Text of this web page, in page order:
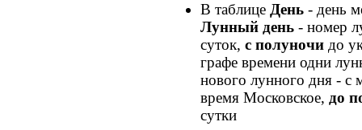
В таблице День- день
Лунный день- номер
суток, с полуночи до
графе времени одни
нового лунного дня - с
время Московское, до
сутки